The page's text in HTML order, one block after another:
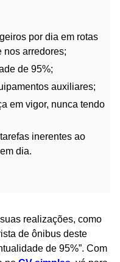
por dia em rotas
nos arredores;
de 95%;
auxiliares;
em vigor, nunca tendo
inerentes ao
dia.
realizações, como
de ônibus deste
de 95%”. Com